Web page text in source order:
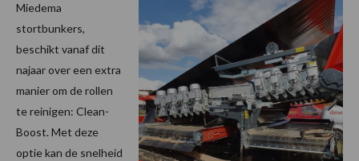
Miedema
stortbunkers,
beschikt vanaf dit
najaar over een extra
manier om de rollen
te reinigen: Clean-
Boost. Met deze
optie kan de snelheid